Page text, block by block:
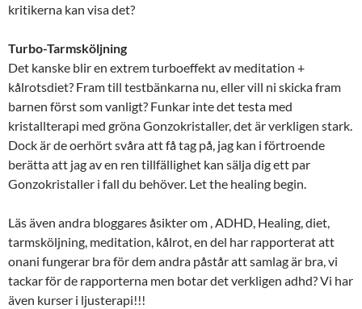
kritikerna kan visa det?
Turbo-Tarmsköljning
Det kanske blir en extrem turboeffekt av meditation +
kålrotsdiet? Fram till testbänkarna nu, eller vill ni skicka fram
barnen först som vanligt? Funkar inte det testa med
kristallterapi med gröna Gonzokristaller, det är verkligen stark.
Dock är de oerhört svåra att få tag på, jag kan i förtroende
berätta att jag av en ren tillfällighet kan sälja dig ett par
Gonzokristaller i fall du behöver. Let the healing begin.
Läs även andra bloggares åsikter om , ADHD, Healing, diet,
tarmsköljning, meditation, kålrot, en del har rapporterat att
onani fungerar bra för dem andra påstår att samlag är bra, vi
tackar för de rapporterna men botar det verkligen adhd? Vi har
även kurser i ljusterapi!!!